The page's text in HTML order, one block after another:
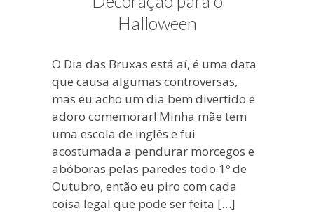
Halloween
O Dia das Bruxas está aí, é uma data
que causa algumas controversas,
mas eu acho um dia bem divertido e
adoro comemorar! Minha mãe tem
uma escola de inglês e fui
acostumada a pendurar morcegos e
abóboras pelas paredes todo 1º de
Outubro, então eu piro com cada
coisa legal que pode ser feita […]